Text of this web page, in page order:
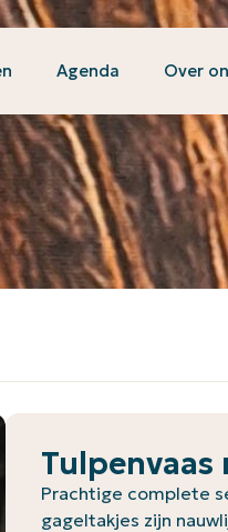
Agenda Over
Prachtige complete
gageltakjes zijn